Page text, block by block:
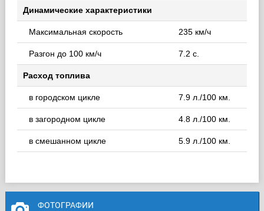
Динамические характеристики
Максимальная скорость 235 км/ч
Разгон до 100 км/ч 7.2 с.
Расход топлива
в городском цикле 7.9 л./100 км.
в загородном цикле 4.8 л./100 км.
в смешанном цикле 5.9 л./100 км.
ФОТОГРАФИИ